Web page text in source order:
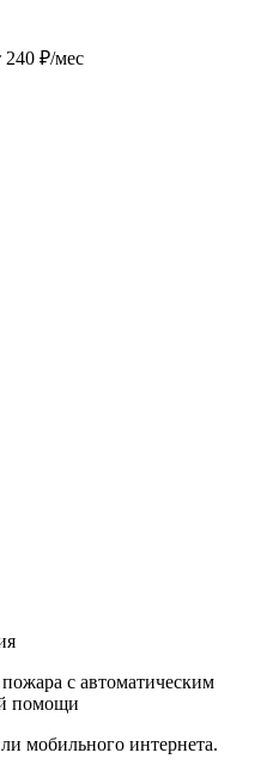
240 ₽/мес
с автоматическим
помощи
мобильного интернета.